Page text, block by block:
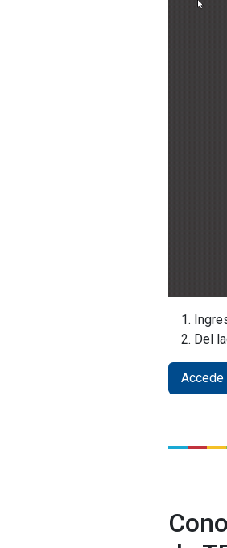
Del
Accede